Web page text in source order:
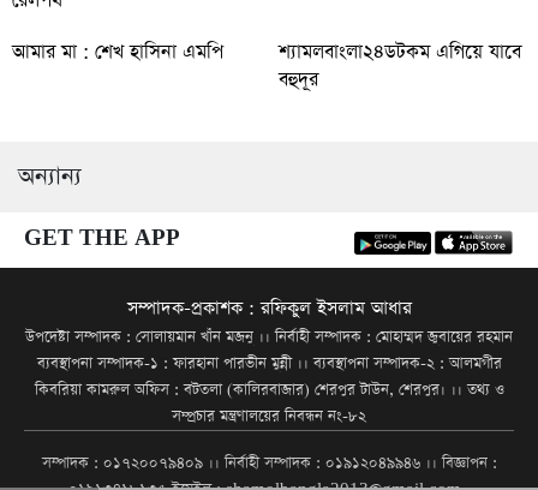
আমার মা : শেখ হাসিনা এমপি
শ্যামলবাংলা২৪ডটকম এগিয়ে যাবে
বহুদূর
অন্যান্য
GET THE APP
সম্পাদক-প্রকাশক : রফিকুল ইসলাম আধার
উপদেষ্টা সম্পাদক : সোলায়মান খাঁন মজনু ।। নির্বাহী সম্পাদক : মোহাম্মদ জুবায়ের রহমান
ব্যবস্থাপনা সম্পাদক-১ : ফারহানা পারভীন মুন্নী ।। ব্যবস্থাপনা সম্পাদক-২ : আলমগীর
কিবরিয়া কামরুল অফিস : বটতলা (কালিরবাজার) শেরপুর টাউন, শেরপুর। ।। তথ্য ও
সম্প্রচার মন্ত্রণালয়ের নিবন্ধন নং-৮২
সম্পাদক : ০১৭২০০৭৯৪০৯ ।। নির্বাহী সম্পাদক : ০১৯১২০৪৯৯৪৬ ।। বিজ্ঞাপন :